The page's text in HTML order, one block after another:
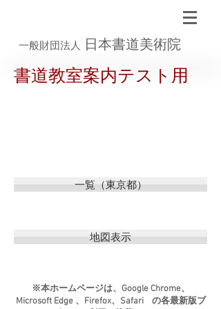
一般財団法人 日本書道美術院
書道教室案内テスト用
一覧（東京都）
地図表示
※本ホームページは、Google Chrome、
Microsoft Edge 、Firefox、Safari の各最新版ブ